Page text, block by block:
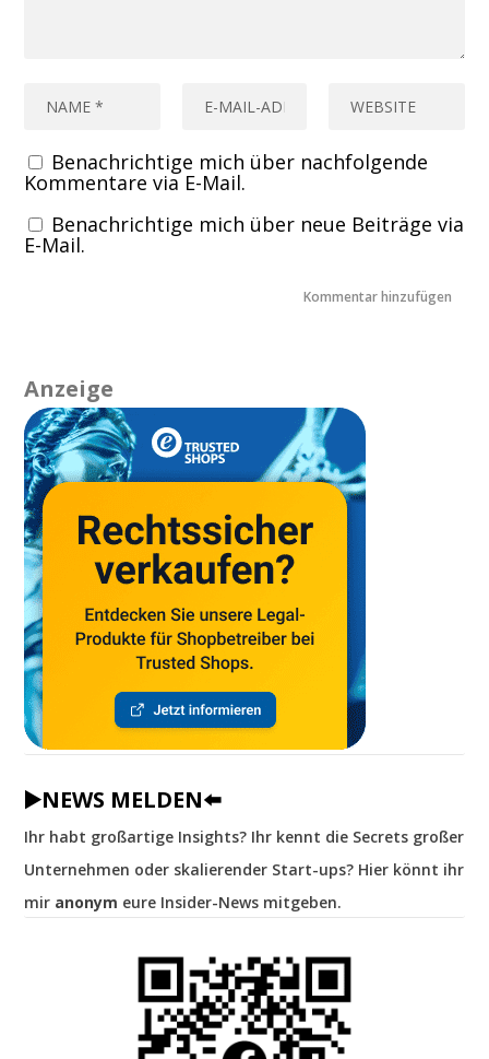
Benachrichtige mich über nachfolgende
Kommentare via E-Mail.
Benachrichtige mich über neue Beiträge via
E-Mail.
Anzeige
▶️NEWS MELDEN⬅️
Ihr habt großartige Insights? Ihr kennt die Secrets großer
Unternehmen oder skalierender Start-ups? Hier könnt ihr
mir anonym eure Insider-News mitgeben.